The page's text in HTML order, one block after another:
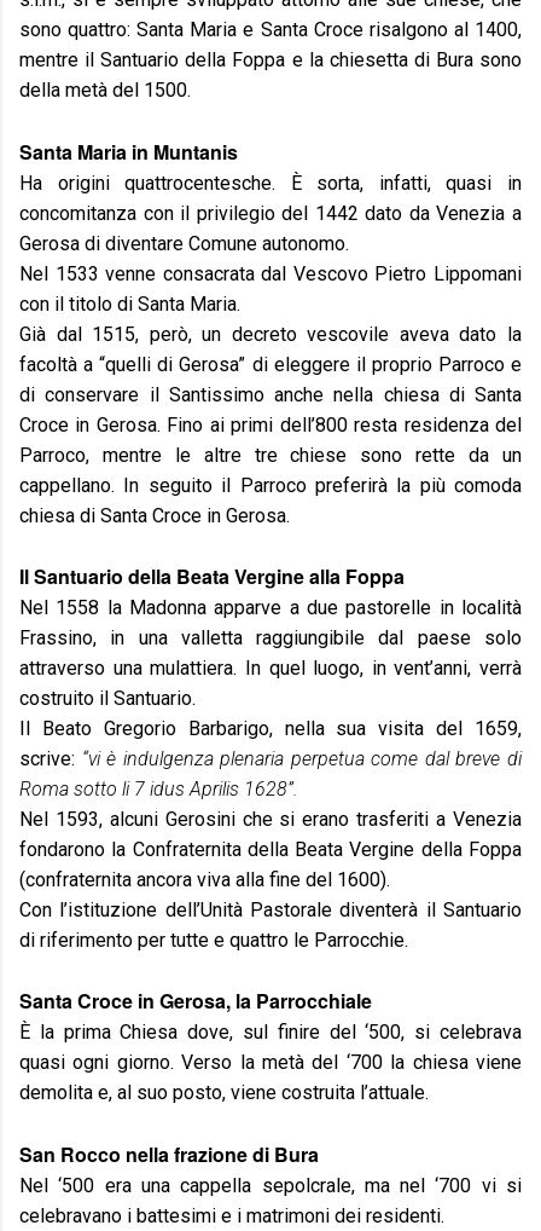
sono quattro: Santa Maria e Santa Croce risalgono al 1400,
mentre il Santuario della Foppa e la chiesetta di Bura sono
della metà del 1500.
Santa Maria in Muntanis
Ha origini quattrocentesche. È sorta, infatti, quasi in
concomitanza con il privilegio del 1442 dato da Venezia a
Gerosa di diventare Comune autonomo.
Nel 1533 venne consacrata dal Vescovo Pietro Lippomani
con il titolo di Santa Maria.
Già dal 1515, però, un decreto vescovile aveva dato la
facoltà a “quelli di Gerosa” di eleggere il proprio Parroco e
di conservare il Santissimo anche nella chiesa di Santa
Croce in Gerosa. Fino ai primi dell’800 resta residenza del
Parroco, mentre le altre tre chiese sono rette da un
cappellano. In seguito il Parroco preferirà la più comoda
chiesa di Santa Croce in Gerosa.
Il Santuario della Beata Vergine alla Foppa
Nel 1558 la Madonna apparve a due pastorelle in località
Frassino, in una valletta raggiungibile dal paese solo
attraverso una mulattiera. In quel luogo, in vent’anni, verrà
costruito il Santuario.
Il Beato Gregorio Barbarigo, nella sua visita del 1659,
scrive: “vi è indulgenza plenaria perpetua come dal breve di
Roma sotto li 7 idus Aprilis 1628”.
Nel 1593, alcuni Gerosini che si erano trasferiti a Venezia
fondarono la Confraternita della Beata Vergine della Foppa
(confraternita ancora viva alla fine del 1600).
Con l’istituzione dell’Unità Pastorale diventerà il Santuario
di riferimento per tutte e quattro le Parrocchie.
Santa Croce in Gerosa, la Parrocchiale
È la prima Chiesa dove, sul finire del ‘500, si celebrava
quasi ogni giorno. Verso la metà del ‘700 la chiesa viene
demolita e, al suo posto, viene costruita l’attuale.
San Rocco nella frazione di Bura
Nel ‘500 era una cappella sepolcrale, ma nel ‘700 vi si
celebravano i battesimi e i matrimoni dei residenti.